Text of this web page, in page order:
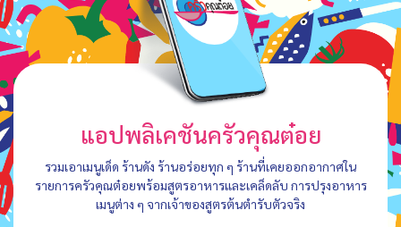
แอปพลิเคชันครัวคุณต๋อย
รวมเอาเมนูเด็ด ร้านดัง ร้านอร่อยทุก ๆ ร้านที่เคยออกอากาศใน
รายการครัวคุณต๋อยพร้อมสูตรอาหารและเคล็ดลับ การปรุงอาหาร
เมนูต่าง ๆ จากเจ้าของสูตรต้นตำรับตัวจริง